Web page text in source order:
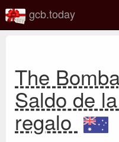
gcb.today
The
Saldo de
regalo